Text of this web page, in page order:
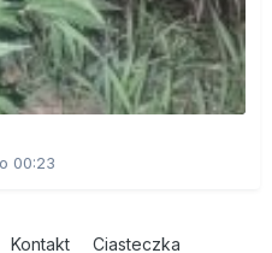
00:23
Kontakt Ciasteczka